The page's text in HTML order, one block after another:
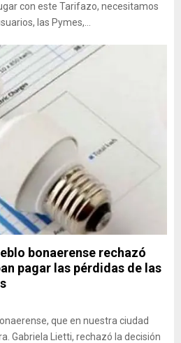
con este Tarifazo, necesitamos
las Pymes,...
bonaerense rechazó
pagar las pérdidas de las
que en nuestra ciudad
Gabriela Lietti, rechazó la decisión